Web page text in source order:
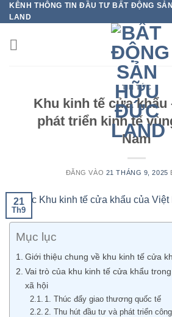
Bỏ
qua
nội
dung
KÊNH THÔNG TIN ĐẦU TƯ BẤT ĐỘNG
LAND
TIN TỨC
Khu kinh tế cửa
phát triển kinh tế
Nam
ĐĂNG VÀO 21 THÁNG 9, 2025
21
Th9
Mục lục
Giới thiệu chung về khu kinh tế cửa
Vai trò của khu kinh tế cửa khẩu
xã hội
1. Thúc đẩy giao thương quốc tế
2. Thu hút đầu tư và phát triển